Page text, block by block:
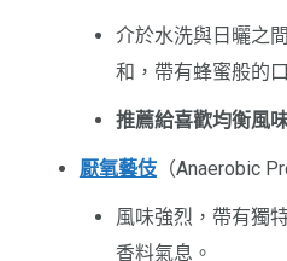
介於水洗與日曬之
和，帶有蜂蜜般的
推薦給喜歡均衡風
厭氧藝伎（Anaerobic
風味強烈，帶有獨
香料氣息。